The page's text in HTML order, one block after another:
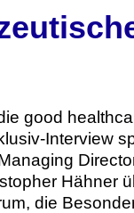
good
Interview
Hähner
die